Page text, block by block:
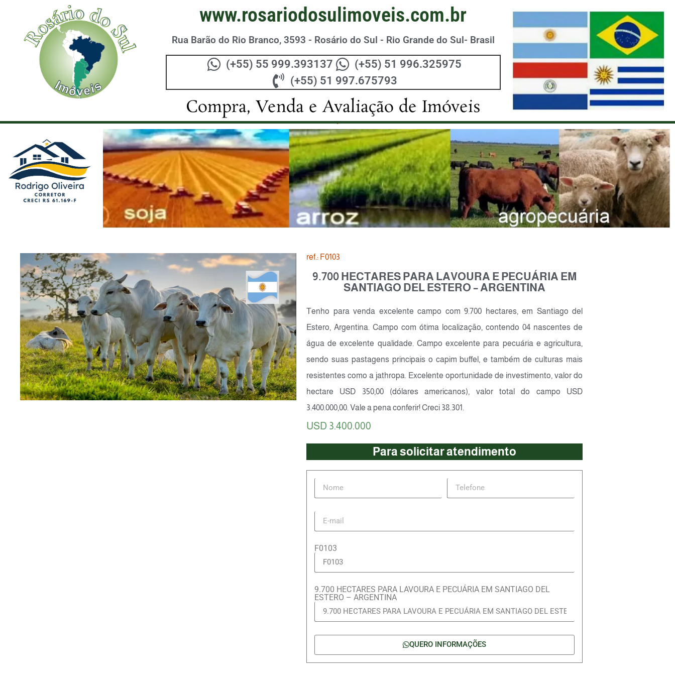
www.rosariodosulimoveis.com.br
Rua Barão do Rio Branco, 3593 - Rosário do Sul - Rio Grande do Sul- Brasil
(+55) 55 999.393137
(+55) 51 996.325975
(+55) 51 997.675793
Compra, Venda e Avaliação de Imóveis
ref.: F0103
9.700 HECTARES PARA LAVOURA E PECUÁRIA EM
SANTIAGO DEL ESTERO – ARGENTINA
Tenho para venda excelente campo com 9.700 hectares, em Santiago del
Estero, Argentina. Campo com ótima localização, contendo 04 nascentes de
água de excelente qualidade. Campo excelente para pecuária e agricultura,
sendo suas pastagens principais o capim buffel, e também de culturas mais
resistentes como a jathropa. Excelente oportunidade de investimento, valor do
hectare USD 350,00 (dólares americanos), valor total do campo USD
3.400.000,00. Vale a pena conferir! Creci 38.301.
USD 3.400.000
Para solicitar atendimento
F0103
9.700 HECTARES PARA LAVOURA E PECUÁRIA EM SANTIAGO DEL
ESTERO – ARGENTINA
QUERO INFORMAÇÕES